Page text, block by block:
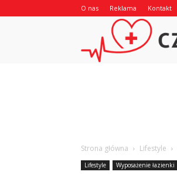
O nas Reklama Kontakt
Strona główna Lifestyle
Lifestyle Wyposażenie łazienki